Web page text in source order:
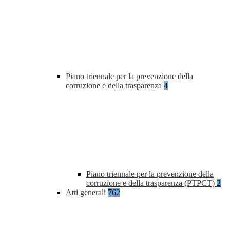
Piano triennale per la prevenzione della
corruzione e della trasparenza 4
Piano triennale per la prevenzione della
corruzione e della trasparenza (PTPCT) 2
Atti generali 762